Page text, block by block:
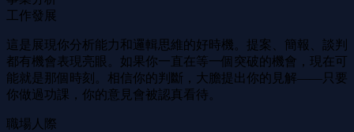
工作發展
這是展現你分析能力和邏輯思維的好時機。提案、簡報、談判
都有機會表現亮眼。如果你一直在等一個突破的機會，現在可
能就是那個時刻。相信你的判斷，大膽提出你的見解——只要
你做過功課，你的意見會被認真看待。
職場人際